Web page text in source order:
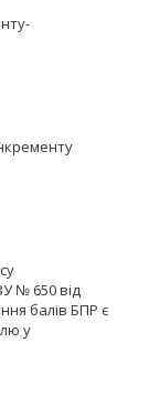
№ 650 від
балів БПР є
у